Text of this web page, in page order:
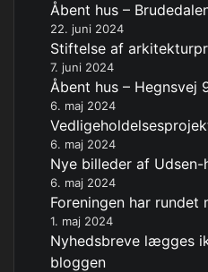
Åbent hus –
22. juni 2024
Stiftelse af
7. juni 2024
Åbent hus – Hegnsvej
6. maj 2024
6. maj 2024
Nye billeder af Udsen-
6. maj 2024
Foreningen har rundet
1. maj 2024
Nyhedsbreve lægges
bloggen